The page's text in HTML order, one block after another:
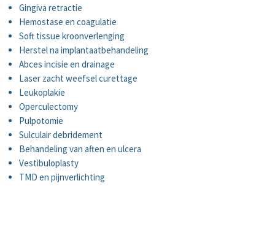
Gingiva retractie
Hemostase en coagulatie
Soft tissue kroonverlenging
Herstel na implantaatbehandeling
Abces incisie en drainage
Laser zacht weefsel curettage
Leukoplakie
Operculectomy
Pulpotomie
Sulculair debridement
Behandeling van aften en ulcera
Vestibuloplasty
TMD en pijnverlichting